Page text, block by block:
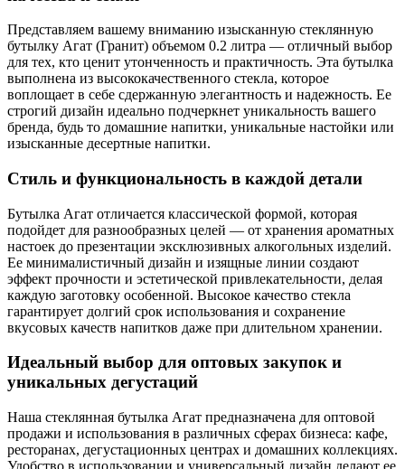
Представляем вашему вниманию изысканную стеклянную
бутылку Агат (Гранит) объемом 0.2 литра — отличный выбор
для тех, кто ценит утонченность и практичность. Эта бутылка
выполнена из высококачественного стекла, которое
воплощает в себе сдержанную элегантность и надежность. Ее
строгий дизайн идеально подчеркнет уникальность вашего
бренда, будь то домашние напитки, уникальные настойки или
изысканные десертные напитки.
Стиль и функциональность в каждой детали
Бутылка Агат отличается классической формой, которая
подойдет для разнообразных целей — от хранения ароматных
настоек до презентации эксклюзивных алкогольных изделий.
Ее минималистичный дизайн и изящные линии создают
эффект прочности и эстетической привлекательности, делая
каждую заготовку особенной. Высокое качество стекла
гарантирует долгий срок использования и сохранение
вкусовых качеств напитков даже при длительном хранении.
Идеальный выбор для оптовых закупок и
уникальных дегустаций
Наша стеклянная бутылка Агат предназначена для оптовой
продажи и использования в различных сферах бизнеса: кафе,
ресторанах, дегустационных центрах и домашних коллекциях.